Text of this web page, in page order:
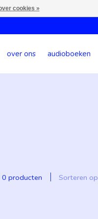
over ons audioboeken
0 producten Sorteren op
cookies »